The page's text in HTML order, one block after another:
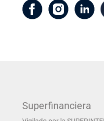
Superfinanciera